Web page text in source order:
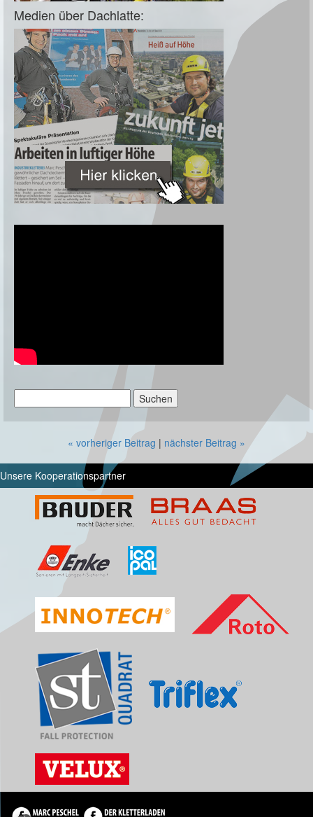
Medien über Dachlatte:
nach:
« vorheriger Beitrag | nächster Beitrag »
Unsere Kooperationspartner